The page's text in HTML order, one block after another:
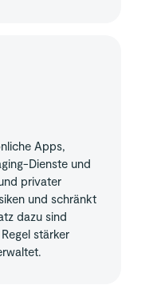
Apps,
Dienste und
privater
und schränkt
dazu sind
stärker